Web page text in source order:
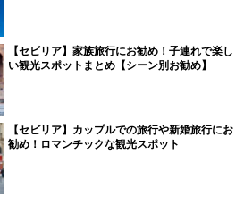
【セビリア】家族旅行にお勧め！子連れで楽し
い観光スポットまとめ【シーン別お勧め】
【セビリア】カップルでの旅行や新婚旅行にお
勧め！ロマンチックな観光スポット